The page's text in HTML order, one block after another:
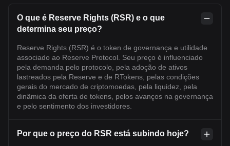
O que é Reserve Rights (RSR) e o que
determina seu preço?
Reserve Rights (RSR) é o token de governança e utilidade
associado ao Reserve Protocol. Seu preço é influenciado
pela demanda pelo protocolo, pela adoção de ativos
lastreados pela Reserve e de RTokens, pelas condições
gerais do mercado de criptomoedas, pela liquidez, pela
dinâmica da oferta de tokens, pelos avanços na governança
e pelo sentimento dos investidores.
Por que o preço do RSR está subindo hoje?